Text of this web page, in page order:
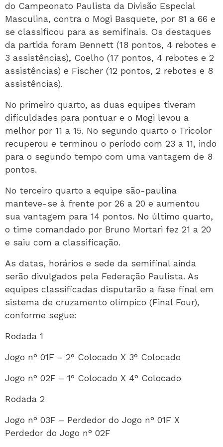
do Campeonato Paulista da Divisão Especial
Masculina, contra o Mogi Basquete, por 81 a 66 e
se classificou para as semifinais. Os destaques
da partida foram Bennett (18 pontos, 4 rebotes e
3 assistências), Coelho (17 pontos, 4 rebotes e 2
assistências) e Fischer (12 pontos, 2 rebotes e 8
assistências).
No primeiro quarto, as duas equipes tiveram
dificuldades para pontuar e o Mogi levou a
melhor por 11 a 15. No segundo quarto o Tricolor
recuperou e terminou o período com 23 a 11, indo
para o segundo tempo com uma vantagem de 8
pontos.
No terceiro quarto a equipe são-paulina
manteve-se à frente por 26 a 20 e aumentou
sua vantagem para 14 pontos. No último quarto,
o time comandado por Bruno Mortari fez 21 a 20
e saiu com a classificação.
As datas, horários e sede da semifinal ainda
serão divulgados pela Federação Paulista. As
equipes classificadas disputarão a fase final em
sistema de cruzamento olímpico (Final Four),
conforme segue:
Rodada 1
Jogo n° 01F – 2° Colocado X 3° Colocado
Jogo n° 02F – 1° Colocado X 4° Colocado
Rodada 2
Jogo n° 03F – Perdedor do Jogo n° 01F X
Perdedor do Jogo n° 02F